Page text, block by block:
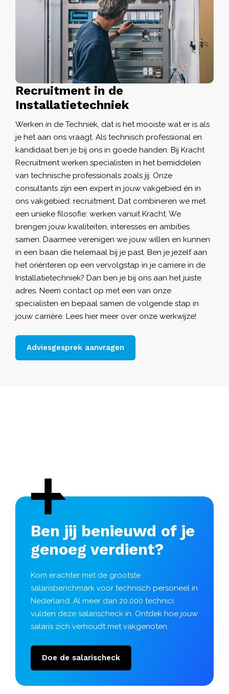
Recruitment in de
Installatietechniek
Werken in de Techniek, dat is het mooiste wat er is als
je het aan ons vraagt. Als technisch professional en
kandidaat ben je bij ons in goede handen. Bij Kracht
Recruitment werken specialisten in het bemiddelen
van technische professionals zoals jij. Onze
consultants zijn een expert in jouw vakgebied én in
ons vakgebied: recruitment. Dat combineren we met
een unieke filosofie: werken vanuit Kracht. We
brengen jouw kwaliteiten, interesses en ambities
samen. Daarmee verenigen we jouw willen en kunnen
in een baan die helemaal bij je past. Ben je jezelf aan
het oriënteren op een vervolgstap in je carriere in de
Installatietechniek? Dan ben je bij ons aan het juiste
adres. Neem contact op met een van onze
specialisten en bepaal samen de volgende stap in
jouw carrière. Lees hier meer over onze werkwijze!
Adviesgesprek aanvragen
Ben jij benieuwd of je
genoeg verdient?
Kom erachter met de grootste
salarisbenchmark voor technisch personeel in
Nederland. Al meer dan 20.000 technici
vulden deze salarischeck in. Ontdek hoe jouw
salaris zich verhoudt met vakgenoten.
Doe de salarischeck